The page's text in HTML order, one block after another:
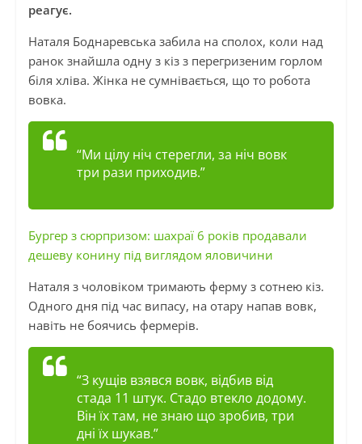
реагує.
Наталя Боднаревська забила на сполох, коли над
ранок знайшла одну з кіз з перегризеним горлом
біля хліва. Жінка не сумнівається, що то робота
вовка.
“Ми цілу ніч стерегли, за ніч вовк
три рази приходив.”
Бургер з сюрпризом: шахраї 6 років продавали
дешеву конину під виглядом яловичини
Наталя з чоловіком тримають ферму з сотнею кіз.
Одного дня під час випасу, на отару напав вовк,
навіть не боячись фермерів.
“З кущів взявся вовк, відбив від
стада 11 штук. Стадо втекло додому.
Він їх там, не знаю що зробив, три
дні їх шукав.”